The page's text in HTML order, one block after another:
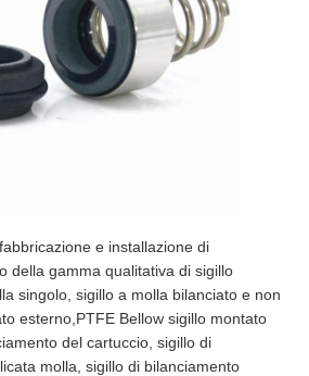
e installazione di
della gamma qualitativa di sigillo
singolo, sigillo a molla bilanciato e non
esterno,PTFE Bellow sigillo montato
del cartuccio, sigillo di
molla, sigillo di bilanciamento